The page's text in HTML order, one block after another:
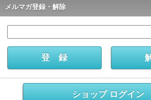
メルマガ登録・解除
ショップ ログイン